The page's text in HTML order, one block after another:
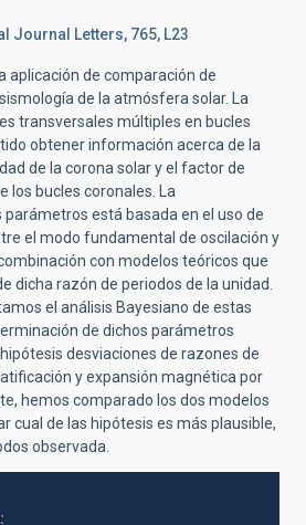
Journal Letters, 765, L23
aplicación de comparación de
de la atmósfera solar. La
transversales múltiples en bucles
obtener información acerca de la
de la corona solar y el factor de
los bucles coronales. La
está basada en el uso de
el modo fundamental de oscilación y
con modelos teóricos que
dicha razón de periodos de la unidad.
el análisis Bayesiano de estas
de dichos parámetros
desviaciones de razones de
y expansión magnética por
hemos comparado los dos modelos
cual de las hipótesis es más plausible,
observada.